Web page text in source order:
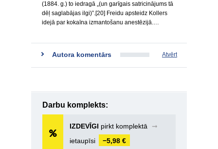
(1884. g.) to iedragā „(un garīgais satricinājums tā
dēļ saglabājas ilgi)”.[20] Freidu apsteidz Kollers
idejā par kokaīna izmantošanu anestēzijā.…
Autora komentārs Atvērt
Darbu komplekts:
IZDEVĪGI pirkt komplektā
➞
ietaupīsi
−5,98 €